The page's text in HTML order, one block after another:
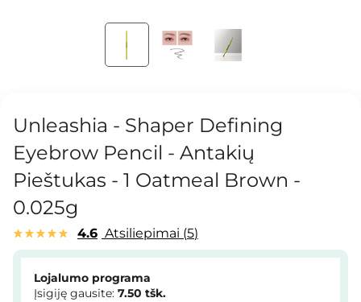
Unleashia - Shaper Defining
Eyebrow Pencil - Antakių
Pieštukas - 1 Oatmeal Brown -
0.025g
4.6 Atsiliepimai 5
Lojalumo programa
Įsigiję gausite: 7.50 tšk.